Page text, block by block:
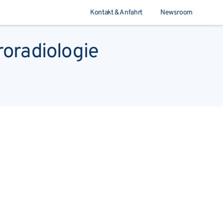
Kontakt & Anfahrt Newsroom
Suchen